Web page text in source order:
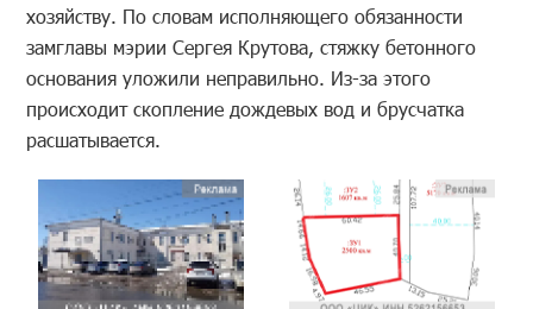
хозяйству. По словам исполняющего обязанности
замглавы мэрии Сергея Крутова, стяжку бетонного
основания уложили неправильно. Из-за этого
происходит скопление дождевых вод и брусчатка
расшатывается.